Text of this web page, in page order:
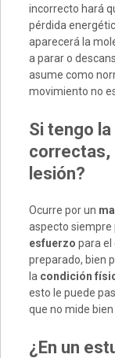
incorrecto hará
pérdida
aparecerá la
a parar o
asume como
movimiento no
Si tengo
correctas,
lesión?
Ocurre por un
aspecto siempre
esfuerzo para el
preparado, bien
la condición
esto le puede
que no mide bien
¿En un